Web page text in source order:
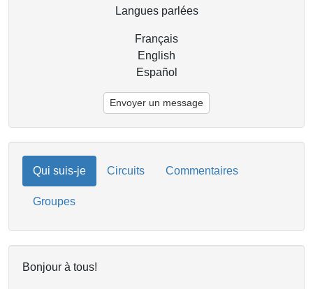
Langues parlées
Français
English
Español
Envoyer un message
Qui suis-je Circuits Commentaires
Groupes
Bonjour à tous!